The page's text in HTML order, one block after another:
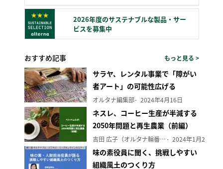
2026年度のサステナブルな製品・サー
ビスを募集中
おすすめ記事 もっと見る >
サラヤ、レンタル事業で「障がい
者アート」の可能性広げる
オルタナ編集部 2024年4月16日
ネスレ、コーヒー生産が半減する
2050年問題と再生農業（前編）
吉田 広子（オルタナ輪番編集長） 2024年1月29日
味の素役員に聞く、挑戦しやすい
組織風土のつくり方